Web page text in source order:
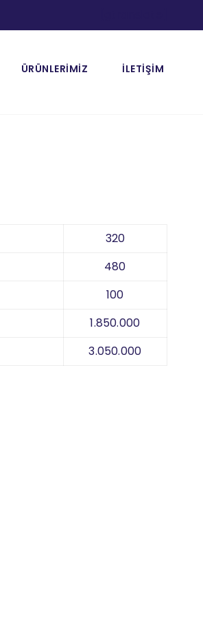
ÜRÜNLERİMİZ İLETİŞİM
320
480
100
1.850.000
3.050.000